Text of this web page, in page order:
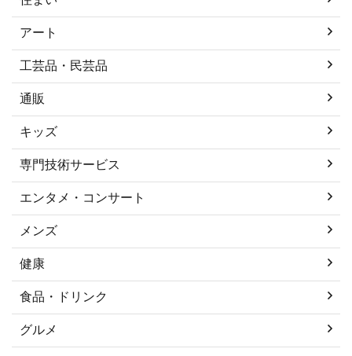
アート
工芸品・民芸品
通販
キッズ
専門技術サービス
エンタメ・コンサート
メンズ
健康
食品・ドリンク
グルメ